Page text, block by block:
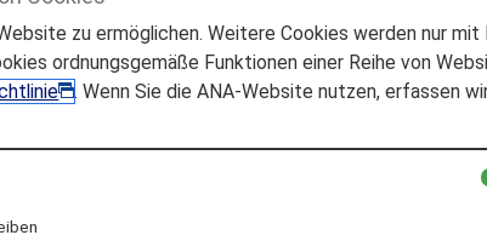
zu ermöglichen. Weitere Cookies werden nur mit
ordnungsgemäße Funktionen einer Reihe von
. Wenn Sie die ANA-Website nutzen, erfassen